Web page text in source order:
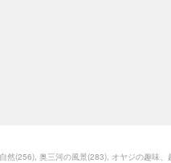
然(256) 奥三河の風景(283) オヤジの趣味、